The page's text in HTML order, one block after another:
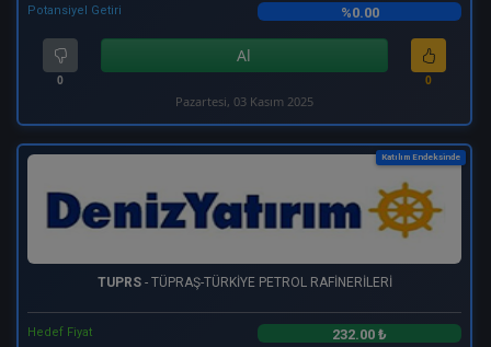
Potansiyel Getiri %0.00
0
Al
0
Pazartesi, 03 Kasım 2025
Katılım Endeksinde
TUPRS- TÜPRAŞ-TÜRKİYE PETROL RAFİNERİLERİ
Hedef Fiyat 232.00 ₺